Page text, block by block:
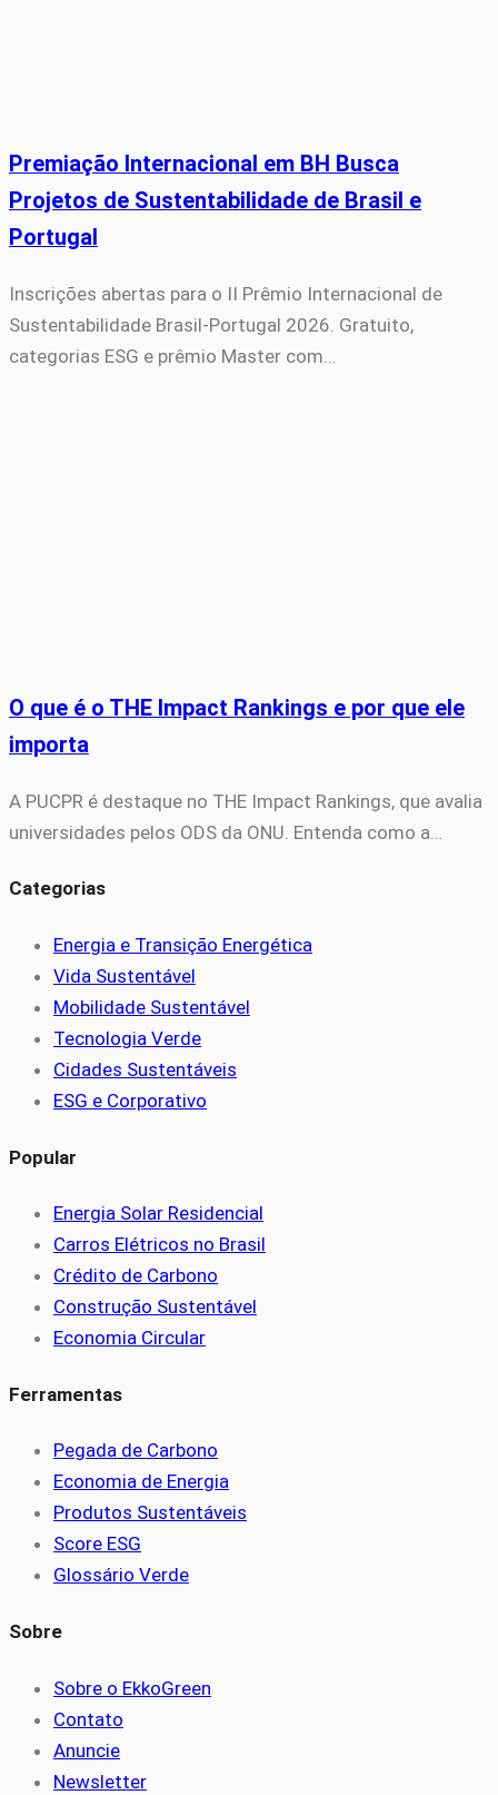
Premiação Internacional em BH Busca
Projetos de Sustentabilidade de Brasil e
Portugal
Inscrições abertas para o II Prêmio Internacional de
Sustentabilidade Brasil-Portugal 2026. Gratuito,
categorias ESG e prêmio Master com…
O que é o THE Impact Rankings e por que ele
importa
A PUCPR é destaque no THE Impact Rankings, que avalia
universidades pelos ODS da ONU. Entenda como a…
Categorias
Energia e Transição Energética
Vida Sustentável
Mobilidade Sustentável
Tecnologia Verde
Cidades Sustentáveis
ESG e Corporativo
Popular
Energia Solar Residencial
Carros Elétricos no Brasil
Crédito de Carbono
Construção Sustentável
Economia Circular
Ferramentas
Pegada de Carbono
Economia de Energia
Produtos Sustentáveis
Score ESG
Glossário Verde
Sobre
Sobre o EkkoGreen
Contato
Anuncie
Newsletter